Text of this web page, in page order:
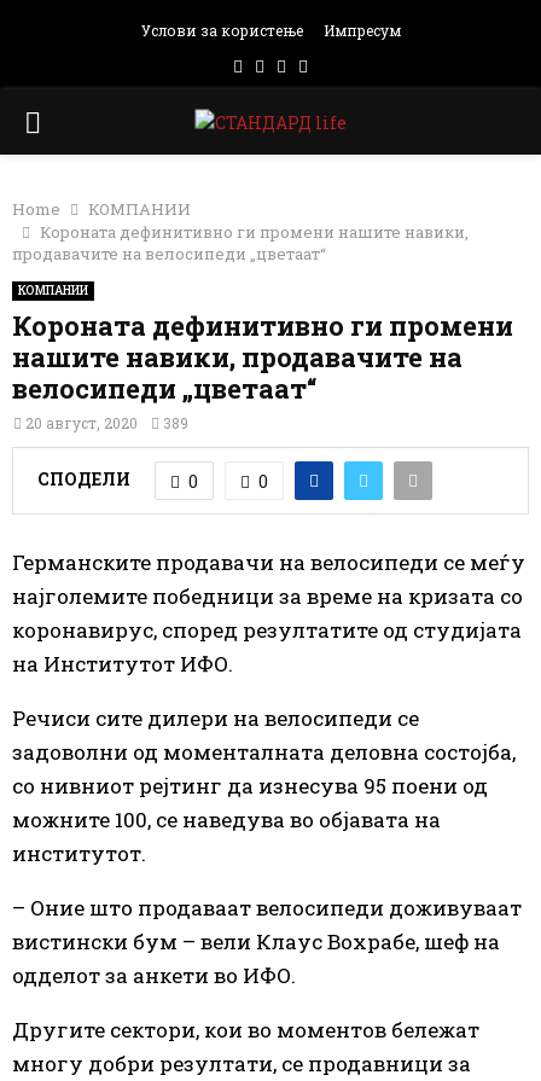
Услови за користење Импресум
Facebook
Instagram
Email
PRIMARY
Home
КОМПАНИИ
Короната дефинитивно ги промени нашите навики,
продавачите на велосипеди „цветаат“
КОМПАНИИ
Короната дефинитивно ги промени
нашите навики, продавачите на
велосипеди „цветаат“
20 август, 2020 389
СПОДЕЛИ 0 0
Германските продавачи на велосипеди се меѓу
најголемите победници за време на кризата со
коронавирус, според резултатите од студијата
на Институтот ИФО.
Речиси сите дилери на велосипеди се
задоволни од моменталната деловна состојба,
со нивниот рејтинг да изнесува 95 поени од
можните 100, се наведува во објавата на
институтот.
– Оние што продаваат велосипеди доживуваат
вистински бум – вели Клаус Вохрабе, шеф на
одделот за анкети во ИФО.
Другите сектори, кои во моментов бележат
многу добри резултати, се продавници за